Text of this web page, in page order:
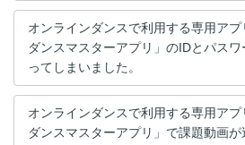
オンラインダンスで利用する専用アプ
ダンスマスターアプリ」のIDとパス
ってしまいました。
オンラインダンスで利用する専用アプ
ダンスマスターアプリ」で課題動画が